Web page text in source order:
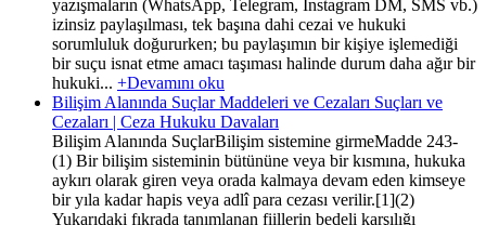
yazışmaların (WhatsApp, Telegram, Instagram DM, SMS vb.)
izinsiz paylaşılması, tek başına dahi cezai ve hukuki
sorumluluk doğururken; bu paylaşımın bir kişiye işlemediği
bir suçu isnat etme amacı taşıması halinde durum daha ağır bir
hukuki... +Devamını oku
Bilişim Alanında Suçlar Maddeleri ve Cezaları Suçları ve
Cezaları | Ceza Hukuku Davaları
Bilişim Alanında SuçlarBilişim sistemine girmeMadde 243-
(1) Bir bilişim sisteminin bütününe veya bir kısmına, hukuka
aykırı olarak giren veya orada kalmaya devam eden kimseye
bir yıla kadar hapis veya adlî para cezası verilir.[1](2)
Yukarıdaki fıkrada tanımlanan fiillerin bedeli karşılığı